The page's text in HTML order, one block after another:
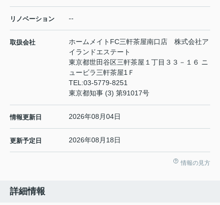
リノベーション --
取扱会社
ホームメイトFC三軒茶屋南口店 株式会社ア
イランドエステート
東京都世田谷区三軒茶屋１丁目３３－１６ ニ
ュービラ三軒茶屋1Ｆ
TEL:03-5779-8251
東京都知事 (3) 第91017号
情報更新日 2026年08月04日
更新予定日 2026年08月18日
情報の見方
詳細情報